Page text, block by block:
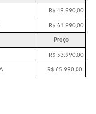
R$ 49.990,00
R$ 61.990,00
Preço
R$ 53.990,00
R$ 65.990,00